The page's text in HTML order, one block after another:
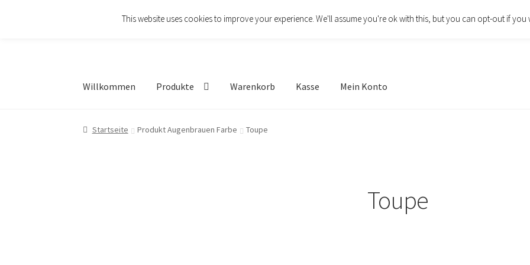
Willkommen Produkte Warenkorb Kasse Mein Konto
Startseite Produkt Augenbrauen Farbe Toupe
Toupe
This website uses cookies to improve your experience. We'll assume you're ok with this, but you can opt-out if you